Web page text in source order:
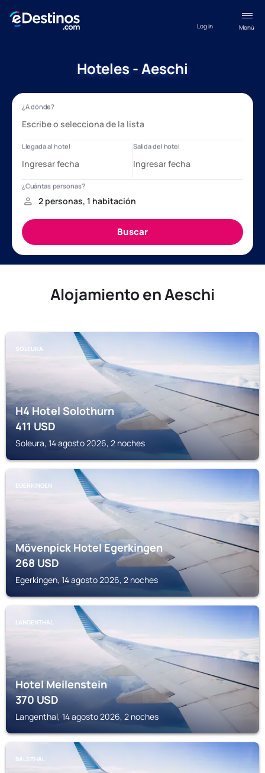
Menú
Log in
Hoteles - Aeschi
Alojamiento en Aeschi
SOLEURA
H4 Hotel Solothurn
411USD
Soleura, 14 agosto 2026, 2 noches
EGERKINGEN
Mövenpick Hotel Egerkingen
268USD
Egerkingen, 14 agosto 2026, 2 noches
LANGENTHAL
Hotel Meilenstein
370USD
Langenthal, 14 agosto 2026, 2 noches
BALSTHAL